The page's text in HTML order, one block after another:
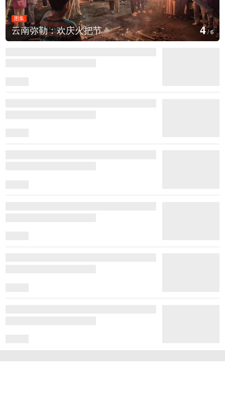
图集
江西铅山：千灯点亮葛仙村 5/6